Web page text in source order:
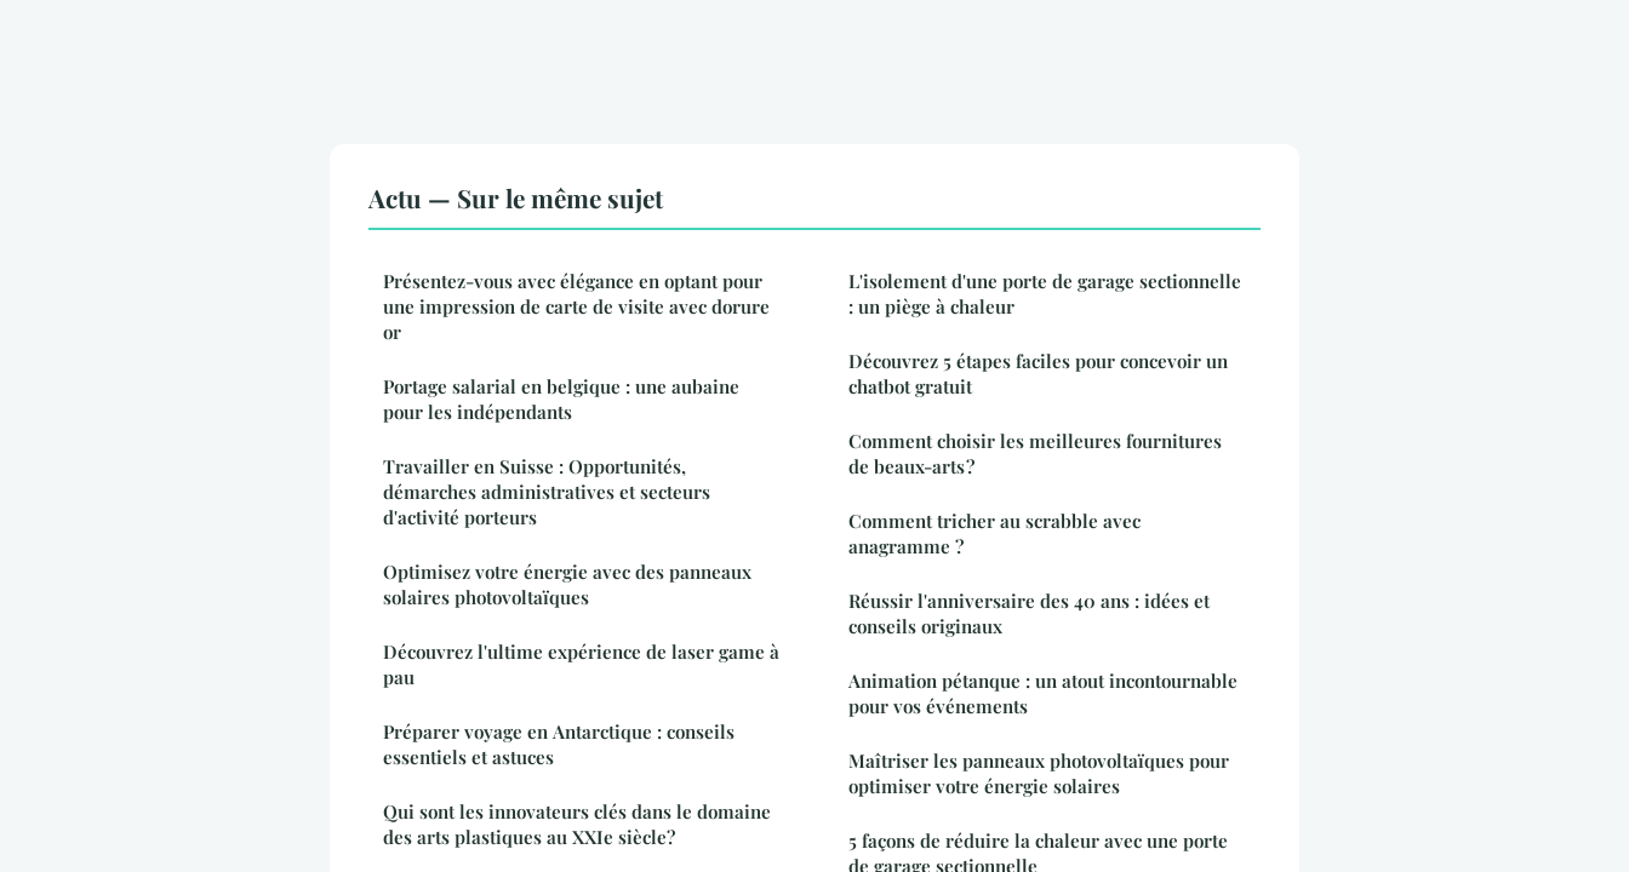
Actu — Sur le même sujet
Présentez-vous avec élégance en optant pour
une impression de carte de visite avec dorure
or
Portage salarial en belgique : une aubaine
pour les indépendants
Travailler en Suisse : Opportunités,
démarches administratives et secteurs
d'activité porteurs
Optimisez votre énergie avec des panneaux
solaires photovoltaïques
Découvrez l'ultime expérience de laser game à
pau
Préparer voyage en Antarctique : conseils
essentiels et astuces
Qui sont les innovateurs clés dans le domaine
des arts plastiques au XXIe siècle?
L'isolement d'une porte de garage sectionnelle
: un piège à chaleur
Découvrez 5 étapes faciles pour concevoir un
chatbot gratuit
Comment choisir les meilleures fournitures
de beaux-arts ?
Comment tricher au scrabble avec
anagramme ?
Réussir l'anniversaire des 40 ans : idées et
conseils originaux
Animation pétanque : un atout incontournable
pour vos événements
Maîtriser les panneaux photovoltaïques pour
optimiser votre énergie solaires
5 façons de réduire la chaleur avec une porte
de garage sectionnelle